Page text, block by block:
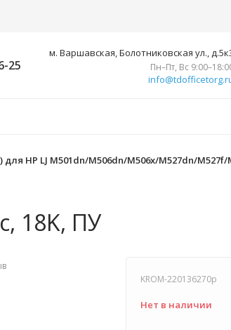
25
м. Варшавская, Болотниковская ул.,
Пн–Пт, Вс
HP LJ M501dn/M506dn/M506x/M527dn/M527f/
18K, ПУ
KROM-220136270p
Нет в наличии